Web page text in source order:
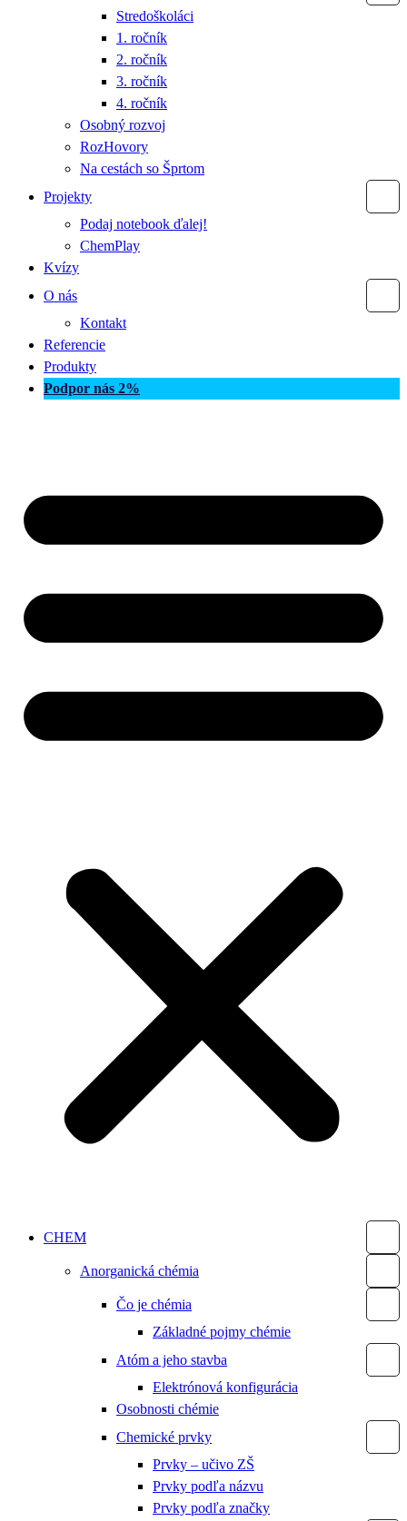
Stredoškoláci
1. ročník
2. ročník
3. ročník
4. ročník
Osobný rozvoj
RozHovory
Na cestách so Šprtom
Projekty
Podaj notebook ďalej!
ChemPlay
Kvízy
O nás
Kontakt
Referencie
Produkty
Podpor nás 2%
CHEM
Anorganická chémia
Čo je chémia
Základné pojmy chémie
Atóm a jeho stavba
Elektrónová konfigurácia
Osobnosti chémie
Chemické prvky
Prvky – učivo ZŠ
Prvky podľa názvu
Prvky podľa značky